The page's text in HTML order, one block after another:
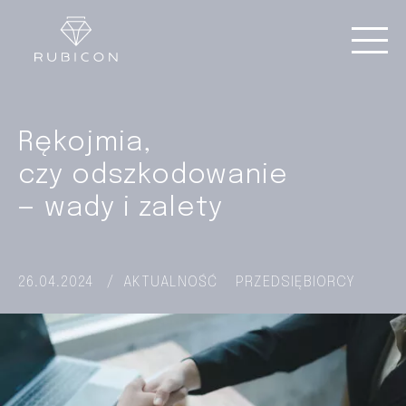
Rękojmia,
czy odszkodowanie
— wady i zalety
26.04.2024 / AKTUALNOŚĆ PRZEDSIĘBIORCY